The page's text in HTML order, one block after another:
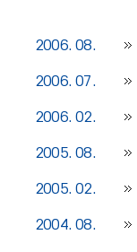
2006. 08.
2006. 07.
2006. 02.
2005. 08.
2005. 02.
2004. 08.